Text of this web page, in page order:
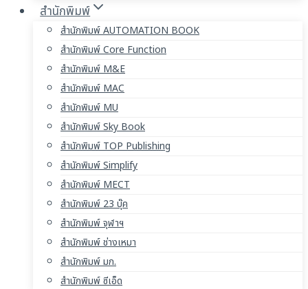
สำนักพิมพ์
สำนักพิมพ์ AUTOMATION BOOK
สำนักพิมพ์ Core Function
สำนักพิมพ์ M&E
สำนักพิมพ์ MAC
สำนักพิมพ์ MU
สำนักพิมพ์ Sky Book
สำนักพิมพ์ TOP Publishing
สำนักพิมพ์ Simplify
สำนักพิมพ์ MECT
สำนักพิมพ์ 23 บุ๊ค
สำนักพิมพ์ จุฬาฯ
สำนักพิมพ์ ช่างเหมา
สำนักพิมพ์ มก.
สำนักพิมพ์ ซีเอ็ด